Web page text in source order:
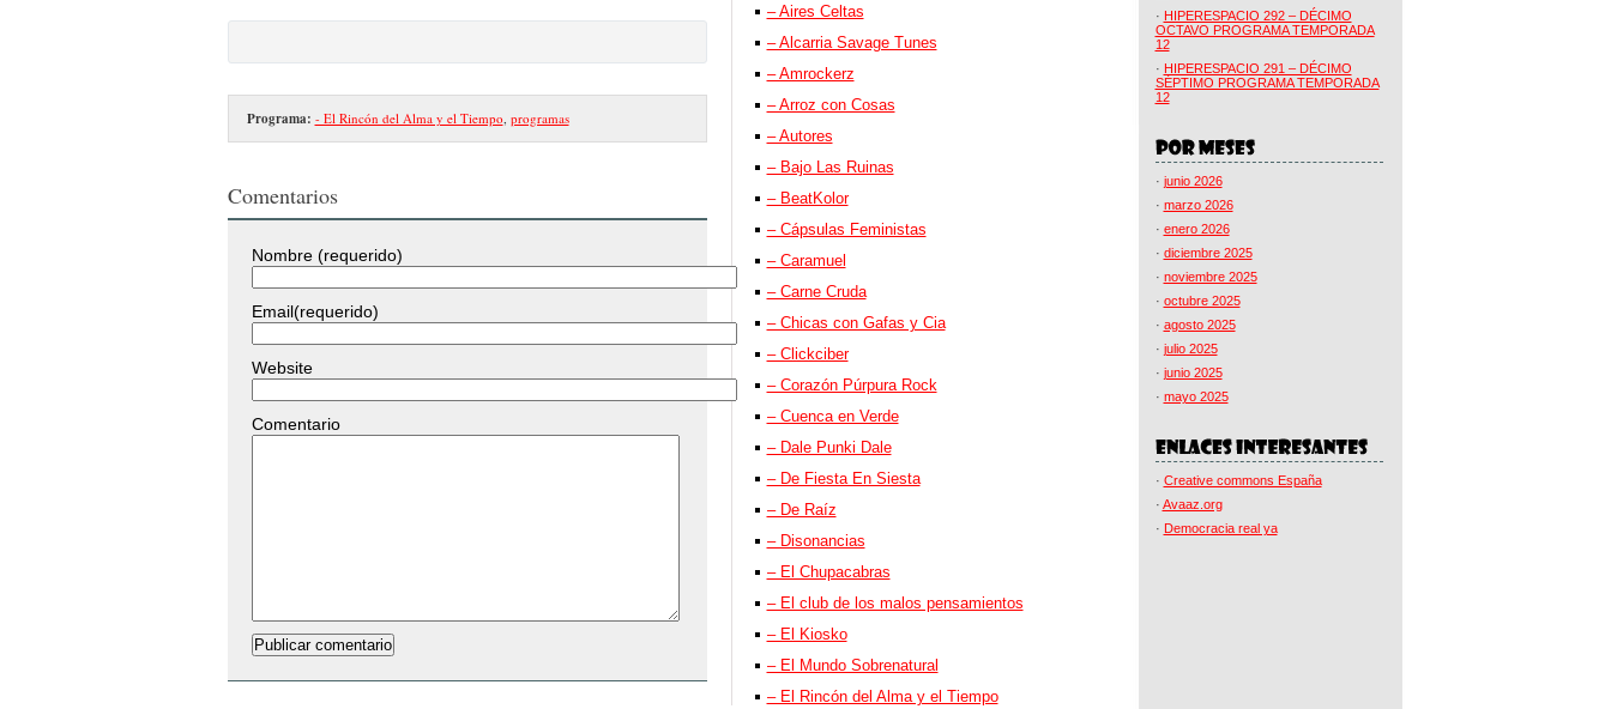
Programa: - El Rincón del Alma y el Tiempo, programas
Comentarios
Nombre (requerido)
Email(requerido)
Website
Comentario
– Aires Celtas
– Alcarria Savage Tunes
– Amrockerz
– Arroz con Cosas
– Autores
– Bajo Las Ruinas
– BeatKolor
– Cápsulas Feministas
– Caramuel
– Carne Cruda
– Chicas con Gafas y Cia
– Clickciber
– Corazón Púrpura Rock
– Cuenca en Verde
– Dale Punki Dale
– De Fiesta En Siesta
– De Raíz
– Disonancias
– El Chupacabras
– El club de los malos pensamientos
– El Kiosko
– El Mundo Sobrenatural
– El Rincón del Alma y el Tiempo
· HIPERESPACIO 292 – DÉCIMO
OCTAVO PROGRAMA TEMPORADA
12
· HIPERESPACIO 291 – DÉCIMO
SÉPTIMO PROGRAMA TEMPORADA
12
· junio 2026
· marzo 2026
· enero 2026
· diciembre 2025
· noviembre 2025
· octubre 2025
· agosto 2025
· julio 2025
· junio 2025
· mayo 2025
· Creative commons España
· Avaaz.org
· Democracia real ya